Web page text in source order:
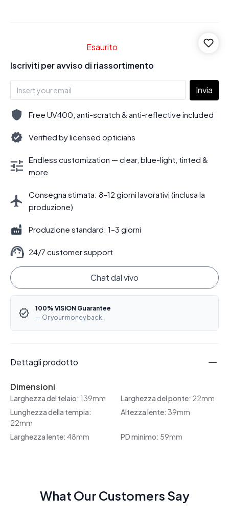
Esaurito
Iscriviti per avviso di riassortimento
Invia
Free UV400, anti-scratch & anti-reflective included
Verified by licensed opticians
Endless customization — clear, blue-light, tinted &
more
Consegna stimata: 8–12 giorni lavorativi (inclusa la
produzione)
Produzione standard: 1–3 giorni
24/7 customer support
Chat dal vivo
100% VISION Guarantee
— Or your money back.
Dettagli prodotto
Dimensioni
Larghezza del telaio: 139mm Larghezza del ponte: 22mm
Lunghezza della tempia:
22mm
Altezza lente: 39mm
Larghezza lente: 48mm PD minimo: 59mm
What Our Customers Say